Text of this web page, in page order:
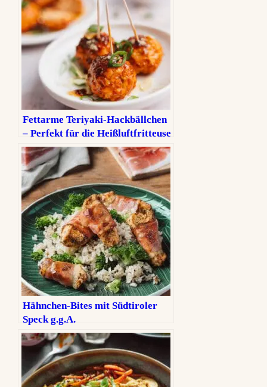
Fettarme Teriyaki-Hackbällchen
– Perfekt für die Heißluftfritteuse
Hähnchen-Bites mit Südtiroler
Speck g.g.A.